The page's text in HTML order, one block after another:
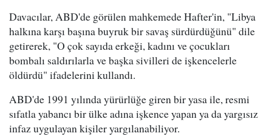
Davacılar, ABD'de görülen mahkemede Hafter'in, "Libya
halkına karşı başına buyruk bir savaş sürdürdüğünü" dile
getirerek, "O çok sayıda erkeği, kadını ve çocukları
bombalı saldırılarla ve başka sivilleri de işkencelerle
öldürdü" ifadelerini kullandı.
ABD'de 1991 yılında yürürlüğe giren bir yasa ile, resmi
sıfatla yabancı bir ülke adına işkence yapan ya da yargısız
infaz uygulayan kişiler yargılanabiliyor.